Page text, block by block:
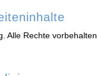
Alle Rechte vorbehalten.